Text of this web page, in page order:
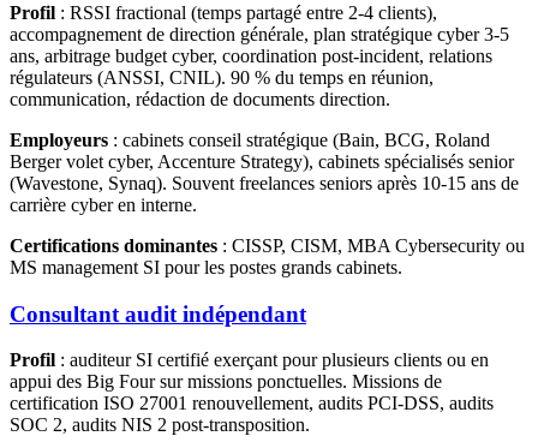
Profil : RSSI fractional (temps partagé entre 2-4 clients),
accompagnement de direction générale, plan stratégique cyber 3-5
ans, arbitrage budget cyber, coordination post-incident, relations
régulateurs (ANSSI, CNIL). 90 % du temps en réunion,
communication, rédaction de documents direction.
Employeurs : cabinets conseil stratégique (Bain, BCG, Roland
Berger volet cyber, Accenture Strategy), cabinets spécialisés senior
(Wavestone, Synaq). Souvent freelances seniors après 10-15 ans de
carrière cyber en interne.
Certifications dominantes : CISSP, CISM, MBA Cybersecurity ou
MS management SI pour les postes grands cabinets.
Consultant audit indépendant
Profil : auditeur SI certifié exerçant pour plusieurs clients ou en
appui des Big Four sur missions ponctuelles. Missions de
certification ISO 27001 renouvellement, audits PCI-DSS, audits
SOC 2, audits NIS 2 post-transposition.